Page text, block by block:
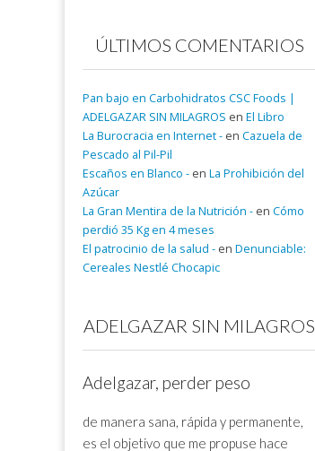
ÚLTIMOS COMENTARIOS
Pan bajo en Carbohidratos CSC Foods |
ADELGAZAR SIN MILAGROS en El Libro
La Burocracia en Internet - en Cazuela de
Pescado al Pil-Pil
Escaños en Blanco - en La Prohibición del
Azúcar
La Gran Mentira de la Nutrición - en Cómo
perdió 35 Kg en 4 meses
El patrocinio de la salud - en Denunciable:
Cereales Nestlé Chocapic
ADELGAZAR SIN MILAGROS
Adelgazar, perder peso
de manera sana, rápida y permanente,
es el objetivo que me propuse hace